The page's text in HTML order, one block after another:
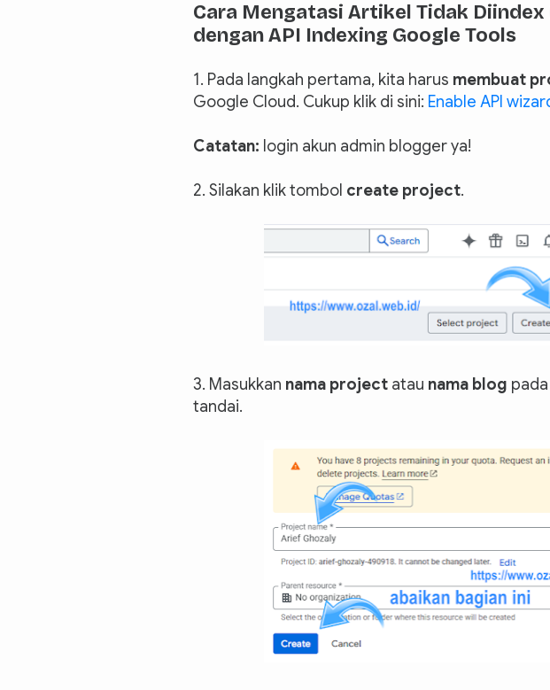
Cara Mengatasi Artikel Tidak Diindex
dengan API Indexing Google Tools
1. Pada langkah pertama, kita harus membuat
Google Cloud. Cukup klik di sini: Enable API
Catatan: login akun admin blogger ya!
2. Silakan klik tombol create project.
3. Masukkan nama project atau nama blog
tandai.